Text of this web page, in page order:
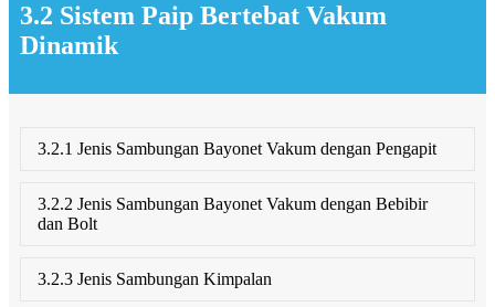
3.2 Sistem Paip Bertebat Vakum
Dinamik
3.2.1 Jenis Sambungan Bayonet Vakum dengan Pengapit
3.2.2 Jenis Sambungan Bayonet Vakum dengan Bebibir
dan Bolt
3.2.3 Jenis Sambungan Kimpalan